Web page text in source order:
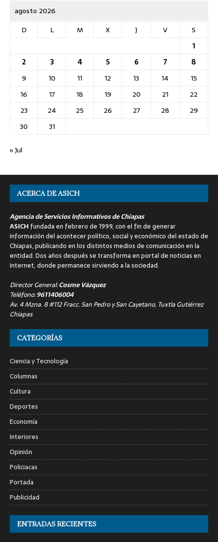
agosto 2026
D
L M X J V
S
1
2
3 4 5 6 7
8
9
10 11 12 13 14
15
16
17 18 19 20 21
22
23
24 25 26 27 28
29
30
31
« Jul
ACERCA DE ASICH
Agencia de Servicios Informativos de Chiapas
ASICH fundada en febrero de 1999, con el fin de generar
información del acontecer político, social y económico del estado de
Chiapas, publicando en los distintos medios de comunicación en la
entidad. Dos años después se transforma en portal de noticias en
internet, donde permanece sirviendo a la sociedad.
Director General:Cosme Vázquez
Teléfono:9611406004
Av. 4 Mzna. 8 #112 Fracc. San Pedro y San Cayetano, Tuxtla Gutiérrez
Chiapas
CATEGORÍAS
Ciencia y Tecnología
Columnas
Cultura
Deportes
Economía
Interiores
Opinión
Policiacas
Portada
Publicidad
ENTRADAS RECIENTES